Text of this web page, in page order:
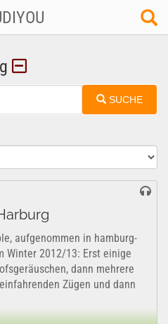
SUCHE
aufgenommen in hamburg-
Winter 2012/13: Erst einige
dann mehrere
Zügen und dann